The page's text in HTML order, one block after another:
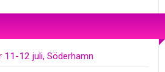
11-12 juli, Söderhamn